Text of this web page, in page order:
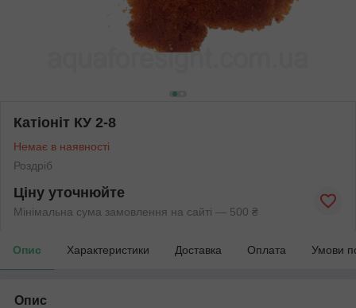
Катіоніт КУ 2-8
Немає в наявності
Роздріб
Ціну уточнюйте
Мінімальна сума замовлення на сайті — 500 ₴
Опис Характеристики Доставка Оплата Умови
Опис